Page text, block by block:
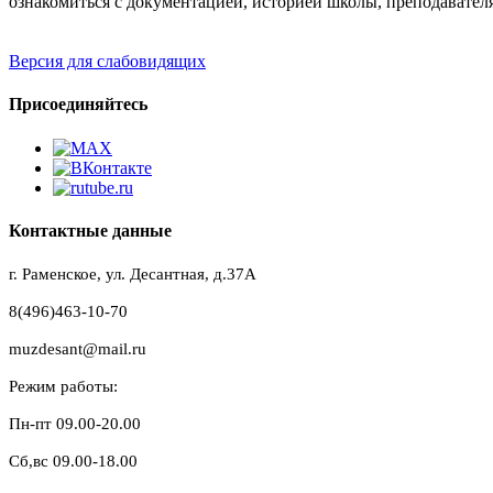
Версия для слабовидящих
Присоединяйтесь
Контактные данные
г. Раменское, ул. Десантная, д.37A
8(496)463-10-70
muzdesant@mail.ru
Режим работы:
Пн-пт 09.00-20.00
Сб,вс 09.00-18.00